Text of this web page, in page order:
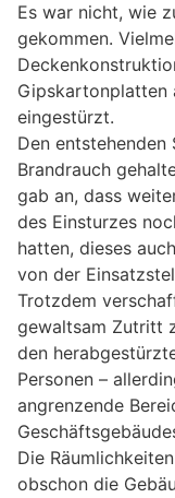
Es war nicht, wie
gekommen.
Gipskartonplatten
eingestürzt.
Den
Brandrauch
gab an, dass
des Einsturzes
hatten, dieses
von der
Trotzdem
gewaltsam Zutritt
den
Personen –
angrenzende
Die
obschon die